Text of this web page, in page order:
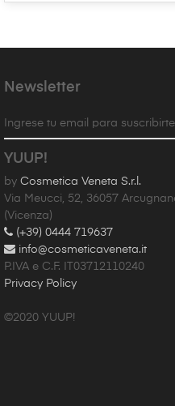
Newsletter
Ingrese tu email para
YUUP!
by Cosmetica Veneta S.r.l.
Via Meucci, 52, 36057
(Vicenza)
(+39) 0444 719637
info@cosmeticaveneta.it
P.IVA e C.F. IT03712110240
Privacy Policy
©2020 YUUP!